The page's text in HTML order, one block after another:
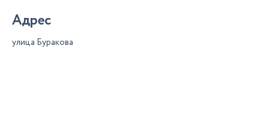
Адрес
улица Буракова